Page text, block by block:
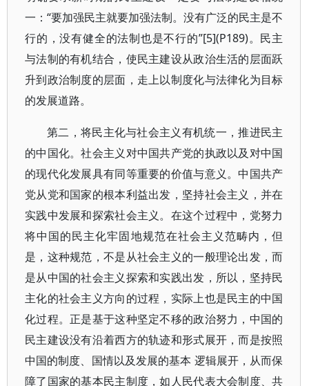
一：“要加强民主就要加强法制。没有广泛的民主是不
行的，没有健全的法制也是不行的”[5](P189)。民主
与法制的有机结合，使民主建设从政治生活的层面跃
升到政治制度的层面，走上以制度化与法律化为目标
的发展道路。
第二，将民主化与社会主义有机统一，推进民主
的中国化。社会主义对中国共产党的执政以及对中国
的现代化发展具有同等重要的价值与意义。中国共产
党从党和国家的根本利益出发，坚持社会主义，并在
实践中发展和探索社会主义。在这个过程中，党努力
将中国的民主化牢固地规范在社会主义范畴内，但
是，这种规范，不是从社会主义的一般理论出发，而
是从中国的社会主义探索和实践出发，所以，坚持民
主化的社会主义方向的过程，实际上也是民主的中国
化过程。正是基于这种坚定不移的政治努力，中国的
民主建设没有沿着西方的轨迹和形式展开，而是按照
中国的制度、国情以及发展的基本 逻辑展开，从而保
障了国家的基本民主制度，如人民代表大会制度、共